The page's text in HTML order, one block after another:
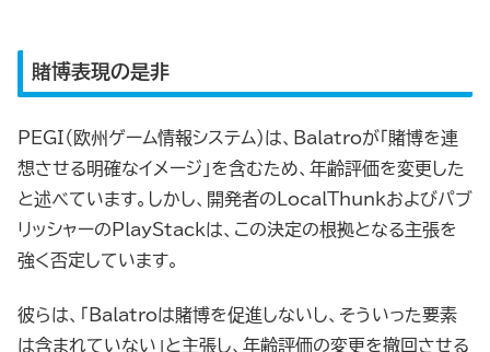
賭博表現の是非
PEGI（欧州ゲーム情報システム）は、Balatroが「賭博を連
想させる明確なイメージ」を含むため、年齢評価を変更した
と述べています。しかし、開発者のLocalThunkおよびパブ
リッシャーのPlayStackは、この決定の根拠となる主張を
強く否定しています。
彼らは、「Balatroは賭博を促進しないし、そういった要素
は含まれていない」と主張し、年齢評価の変更を撤回させる